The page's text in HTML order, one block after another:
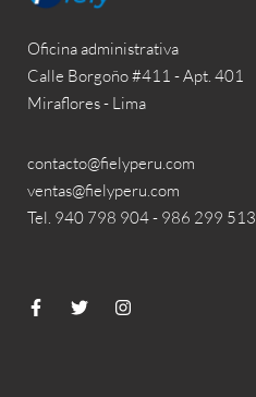
Oficina administrativa
Calle Borgoño #411 - Apt. 401
Miraflores - Lima
contacto@fielyperu.com
ventas@fielyperu.com
Tel. 940 798 904 - 986 299 513